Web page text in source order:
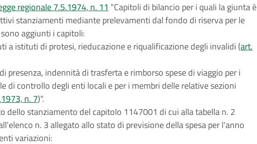
regionale 7.5.1974, n. 11 "Capitoli di bilancio per i quali la giunta è
stanziamenti mediante prelevamenti dal fondo di riserva per le
aggiunti i capitoli:
a istituti di protesi, rieducazione e riqualificazione degli invalidi (art.
presenza, indennità di trasferta e rimborso spese di viaggio per i
di controllo degli enti locali e per i membri delle relative sezioni
n. 7)".
dello stanziamento del capitolo 1147001 di cui alla tabella n. 2
n. 3 allegato allo stato di previsione della spesa per l'anno
variazioni: